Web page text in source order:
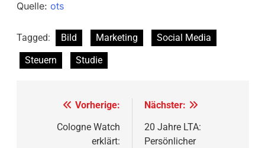
Quelle: ots
Tagged: Bild Marketing
Social Media
Steuern
Studie
Beitragsnavigation
Vorherige:
Cologne Watch
erklärt:
Nächster:
20 Jahre LTA:
Persönlicher